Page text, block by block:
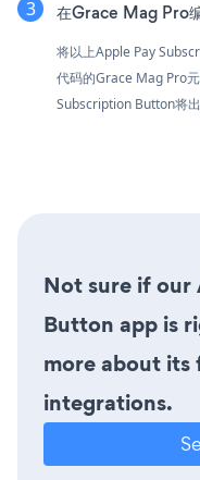
在Grace Mag Pro
将以上Apple Pay
代码的Grace Mag Pro
Subscription Button将出
Not sure if our
Button app is
more about its
integrations.